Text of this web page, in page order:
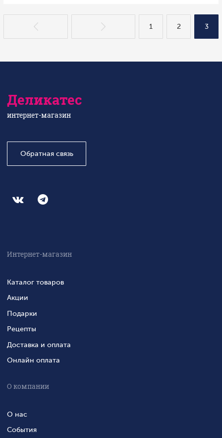
1 2 3
Деликатес
интернет-магазин
Обратная связь
Интернет-магазин
Каталог товаров
Акции
Подарки
Рецепты
Доставка и оплата
Онлайн оплата
О компании
О нас
События